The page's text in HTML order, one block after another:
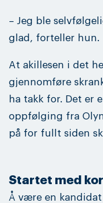
– Jeg ble
glad, forteller hun.
At akillesen i det
gjennomføre
ha takk for. Det er
oppfølging fra
på for fullt siden
Startet med
Å være en